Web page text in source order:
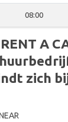
08:00
A
zich